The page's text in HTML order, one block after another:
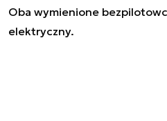
Oba wymienione
elektryczny.